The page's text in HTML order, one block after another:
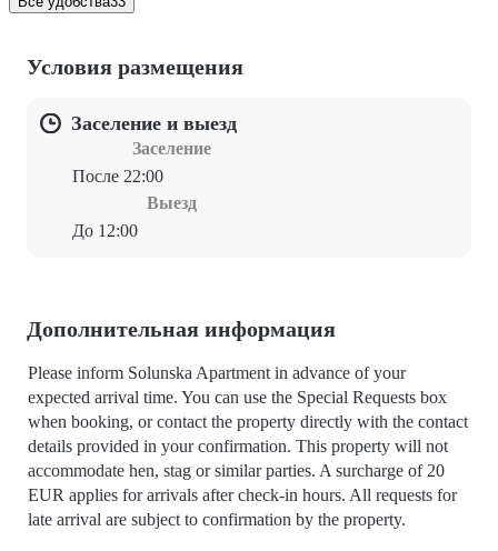
Условия размещения
Заселение и выезд
Заселение
После 22:00
Выезд
До 12:00
Дополнительная информация
Please inform Solunska Apartment in advance of your
expected arrival time. You can use the Special Requests box
when booking, or contact the property directly with the contact
details provided in your confirmation. This property will not
accommodate hen, stag or similar parties. A surcharge of 20
EUR applies for arrivals after check-in hours. All requests for
late arrival are subject to confirmation by the property.